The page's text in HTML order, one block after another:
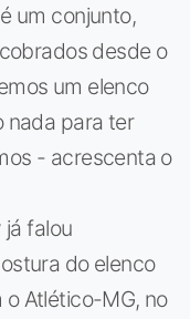
um conjunto,
desde o
um elenco
nada para ter
- acrescenta o
falou
do elenco
Atlético-MG, no